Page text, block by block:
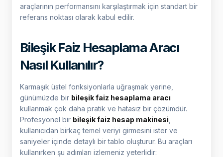
araçlarının performansını karşılaştırmak için standart bir
referans noktası olarak kabul edilir.
Bileşik Faiz Hesaplama Aracı
Nasıl Kullanılır?
Karmaşık üstel fonksiyonlarla uğraşmak yerine,
günümüzde bir bileşik faiz hesaplama aracı
kullanmak çok daha pratik ve hatasız bir çözümdür.
Profesyonel bir bileşik faiz hesap makinesi
kullanıcıdan birkaç temel veriyi girmesini ister ve
saniyeler içinde detaylı bir tablo oluşturur. Bu araçları
kullanırken şu adımları izlemeniz yeterlidir: